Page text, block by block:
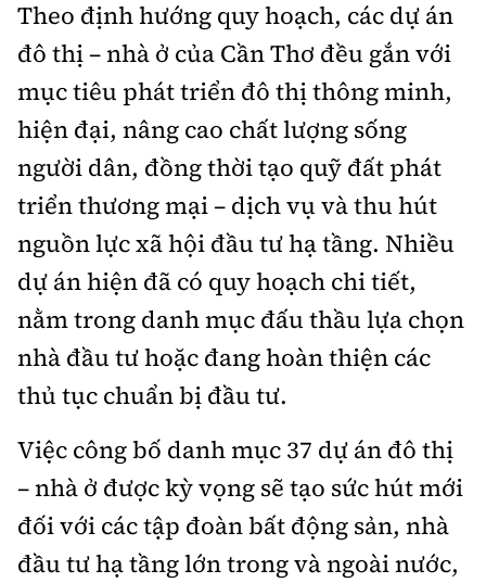
Theo định hướng quy hoạch, các dự án
đô thị – nhà ở của Cần Thơ đều gắn với
mục tiêu phát triển đô thị thông minh,
hiện đại, nâng cao chất lượng sống
người dân, đồng thời tạo quỹ đất phát
triển thương mại – dịch vụ và thu hút
nguồn lực xã hội đầu tư hạ tầng. Nhiều
dự án hiện đã có quy hoạch chi tiết,
nằm trong danh mục đấu thầu lựa chọn
nhà đầu tư hoặc đang hoàn thiện các
thủ tục chuẩn bị đầu tư.
Việc công bố danh mục 37 dự án đô thị
– nhà ở được kỳ vọng sẽ tạo sức hút mới
đối với các tập đoàn bất động sản, nhà
đầu tư hạ tầng lớn trong và ngoài nước,